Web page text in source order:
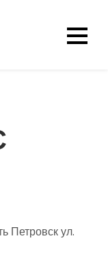
Петровск ул.